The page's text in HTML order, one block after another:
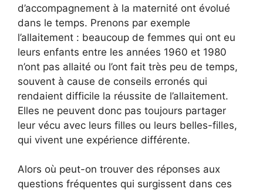
d’accompagnement à la maternité ont évolué
dans le temps. Prenons par exemple
l’allaitement : beaucoup de femmes qui ont eu
leurs enfants entre les années 1960 et 1980
n’ont pas allaité ou l’ont fait très peu de temps,
souvent à cause de conseils erronés qui
rendaient difficile la réussite de l’allaitement.
Elles ne peuvent donc pas toujours partager
leur vécu avec leurs filles ou leurs belles-filles,
qui vivent une expérience différente.
Alors où peut-on trouver des réponses aux
questions fréquentes qui surgissent dans ces